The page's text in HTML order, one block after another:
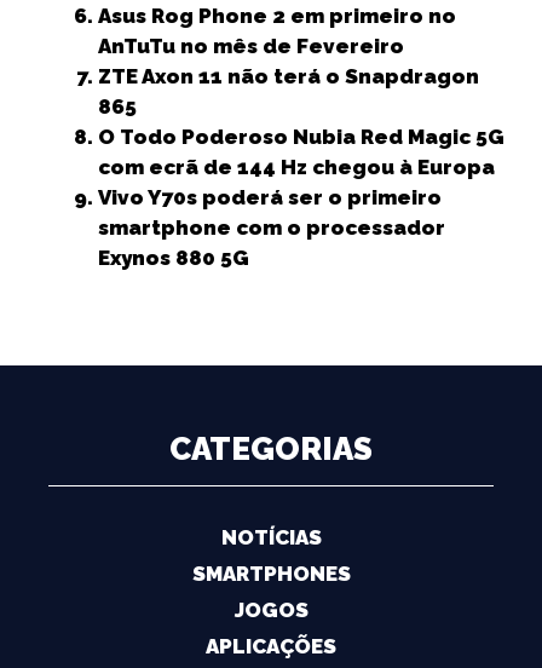
Asus Rog Phone 2 em primeiro no
AnTuTu no mês de Fevereiro
ZTE Axon 11 não terá o Snapdragon
865
O Todo Poderoso Nubia Red Magic 5G
com ecrã de 144 Hz chegou à Europa
Vivo Y70s poderá ser o primeiro
smartphone com o processador
Exynos 880 5G
CATEGORIAS
NOTÍCIAS
SMARTPHONES
JOGOS
APLICAÇÕES